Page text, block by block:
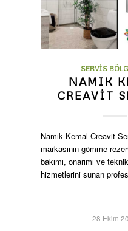
SERVIS
NAMIK
CREAVIT
Namık Kemal Creavit
markasının gömme
bakımı, onarımı ve
hizmetlerini sunan
28 Ekim